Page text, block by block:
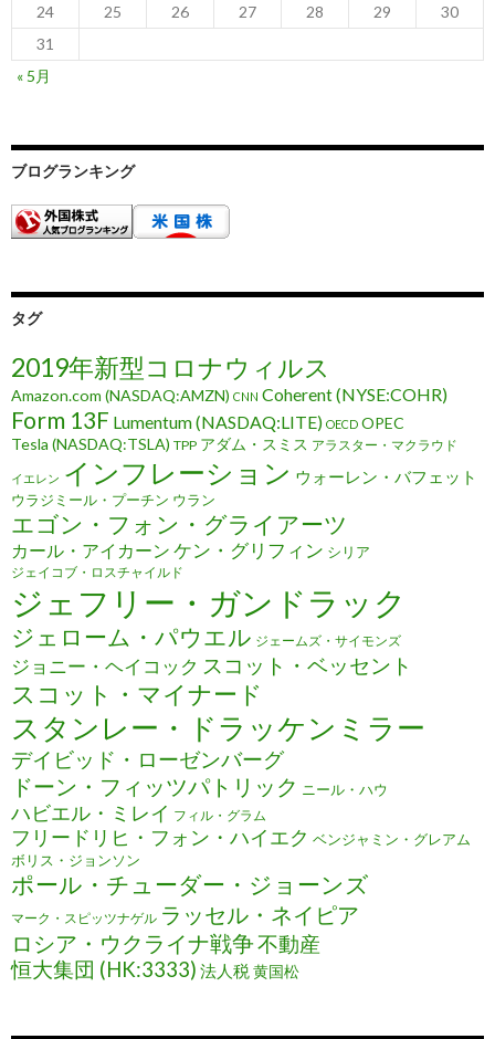
24
25 26 27 28 29
30
31
« 5月
ブログランキング
タグ
2019年新型コロナウィルス
Amazon.com (NASDAQ:AMZN) CNN Coherent (NYSE:COHR)
Form 13F Lumentum (NASDAQ:LITE) OECD OPEC
Tesla (NASDAQ:TSLA) TPP アダム・スミス アラスター・マクラウド
イエレン インフレーション ウォーレン・バフェット
ウラジミール・プーチン ウラン
エゴン・フォン・グライアーツ
カール・アイカーン ケン・グリフィン シリア
ジェイコブ・ロスチャイルド
ジェフリー・ガンドラック
ジェローム・パウエル ジェームズ・サイモンズ
ジョニー・ヘイコック スコット・ベッセント
スコット・マイナード
スタンレー・ドラッケンミラー
デイビッド・ローゼンバーグ
ドーン・フィッツパトリック ニール・ハウ
ハビエル・ミレイ フィル・グラム
フリードリヒ・フォン・ハイエク ベンジャミン・グレアム
ボリス・ジョンソン
ポール・チューダー・ジョーンズ
マーク・スピッツナゲル ラッセル・ネイピア
ロシア・ウクライナ戦争不動産
恒大集団 (HK:3333) 法人税黄国松